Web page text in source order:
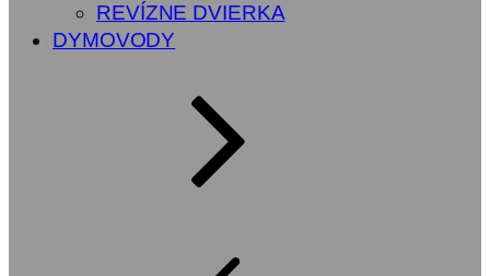
REVÍZNE DVIERKA
DYMOVODY